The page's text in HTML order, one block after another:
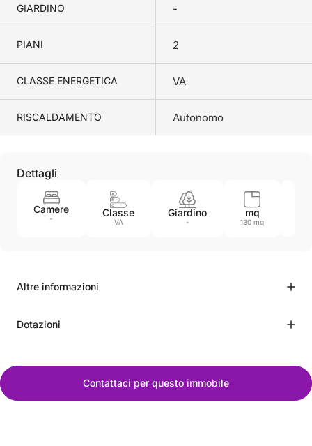
GIARDINO -
PIANI 2
CLASSE ENERGETICA VA
RISCALDAMENTO Autonomo
Dettagli
Camere
-
Classe
VA
Giardino
-
mq
130 mq
Altre informazioni
Dotazioni
Contattaci per questo immobile